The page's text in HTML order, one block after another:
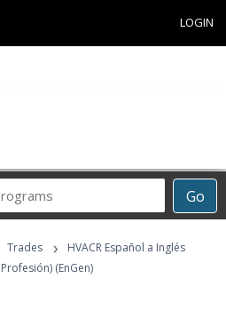
LOGIN
Go
Career
Programs
Trades ›
HVACR Español a Inglés
(EnGen)